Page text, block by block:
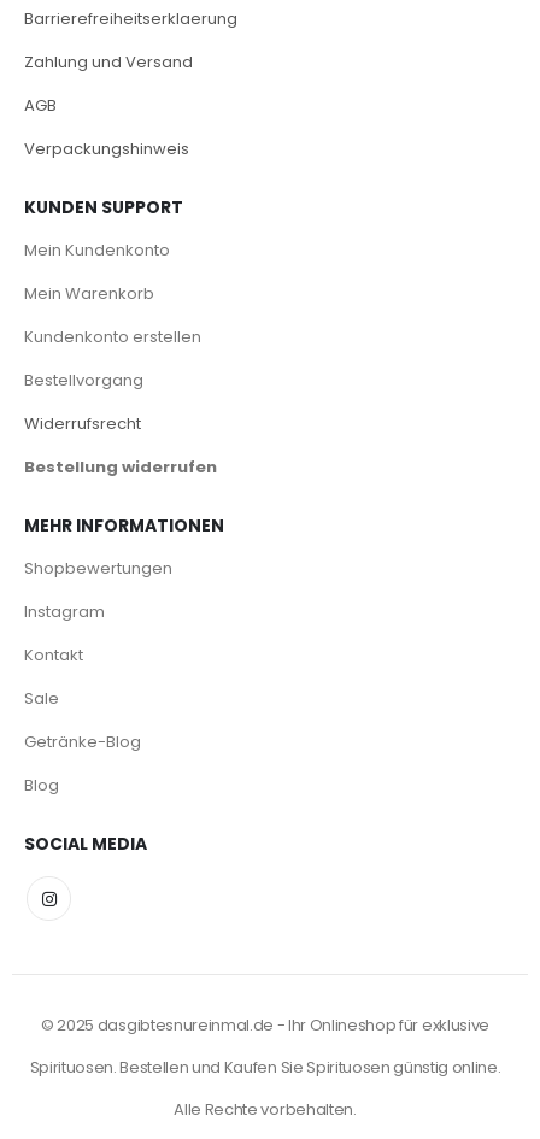
Barrierefreiheitserklaerung
Zahlung und Versand
AGB
Verpackungshinweis
KUNDEN SUPPORT
Mein Kundenkonto
Mein Warenkorb
Kundenkonto erstellen
Bestellvorgang
Widerrufsrecht
Bestellung widerrufen
MEHR INFORMATIONEN
Shopbewertungen
Instagram
Kontakt
Sale
Getränke-Blog
Blog
SOCIAL MEDIA
© 2025 dasgibtesnureinmal.de - Ihr Onlineshop für exklusive
Spirituosen. Bestellen und Kaufen Sie Spirituosen günstig online.
Alle Rechte vorbehalten.